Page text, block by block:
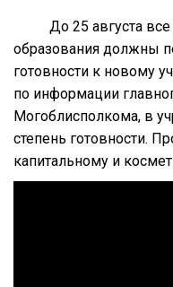
До 25 августа
образования должны
готовности к новому
по информации
Могоблисполкома, в
степень готовности.
капитальному и